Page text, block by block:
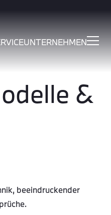
UNTERNEHMEN
&
beeindruckender